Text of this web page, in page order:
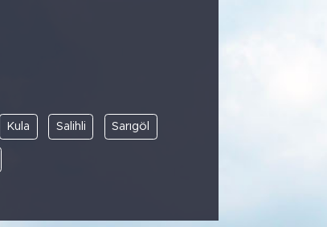
Kula Salihli Sarıgöl